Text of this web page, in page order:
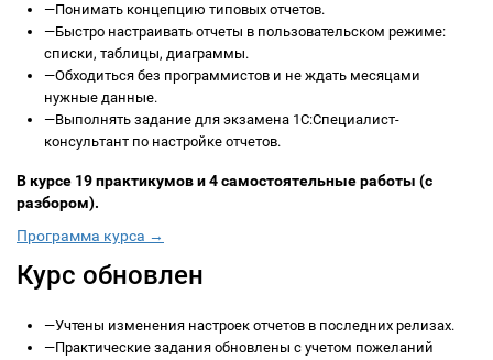
—Понимать концепцию типовых отчетов.
—Быстро настраивать отчеты в пользовательском режиме:
списки, таблицы, диаграммы.
—Обходиться без программистов и не ждать месяцами
нужные данные.
—Выполнять задание для экзамена 1С:Специалист-
консультант по настройке отчетов.
В курсе 19 практикумов и 4 самостоятельные работы (с
разбором).
Программа курса →
Курс обновлен
—Учтены изменения настроек отчетов в последних релизах.
—Практические задания обновлены с учетом пожеланий